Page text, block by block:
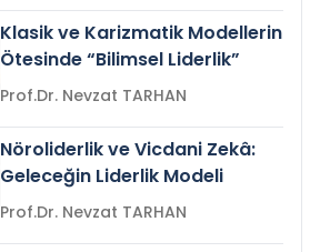
Klasik ve Karizmatik Modellerin
Ötesinde “Bilimsel Liderlik”
Prof.Dr. Nevzat TARHAN
Nöroliderlik ve Vicdani Zekâ:
Geleceğin Liderlik Modeli
Prof.Dr. Nevzat TARHAN